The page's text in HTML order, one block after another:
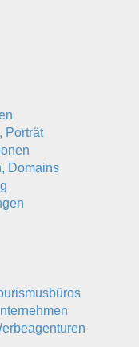
Porträt
Domains